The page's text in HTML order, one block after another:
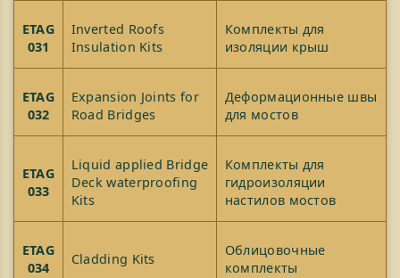
ETAG
031
Inverted Roofs
Insulation Kits
Комплекты для
изоляции крыш
ETAG
032
Expansion Joints for
Road Bridges
Деформационные швы
для мостов
ETAG
033
Liquid applied Bridge
Deck waterproofing
Kits
Комплекты для
гидроизоляции
настилов мостов
ETAG
034
Cladding Kits
Облицовочные
комплекты